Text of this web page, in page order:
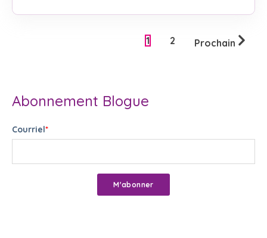
1 2 Prochain
Abonnement Blogue
Courriel*